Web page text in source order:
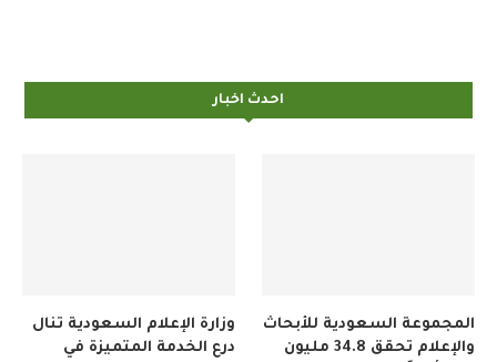
احدث اخبار
وزارة الإعلام السعودية تنال
درع الخدمة المتميزة في
المجموعة السعودية للأبحاث
والإعلام تحقق 34.8 مليون